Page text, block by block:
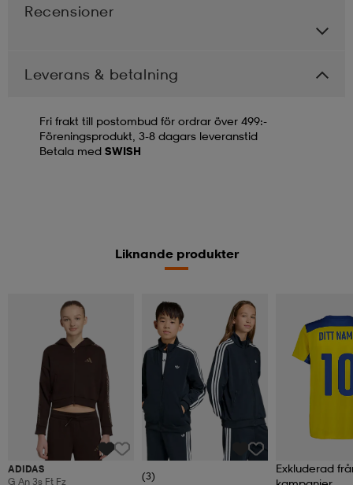
Recensioner
Leverans & betalning
Fri frakt till postombud för ordrar över 499:-
Föreningsprodukt, 3-8 dagars leveranstid
Betala med SWISH
Liknande produkter
ADIDAS
G An 3s Ft Fz
(3)
Exkluderad